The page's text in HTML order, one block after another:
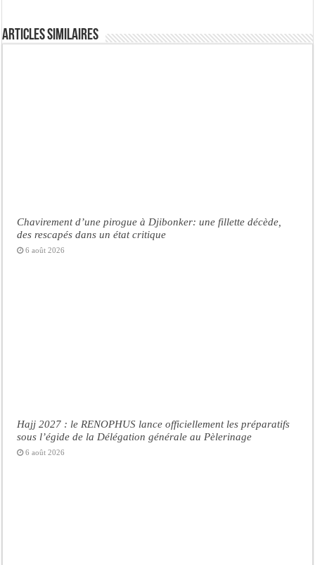
Articles similaires
Chavirement d’une pirogue à Djibonker: une fillette décède,
des rescapés dans un état critique
6 août 2026
Hajj 2027 : le RENOPHUS lance officiellement les préparatifs
sous l’égide de la Délégation générale au Pèlerinage
6 août 2026